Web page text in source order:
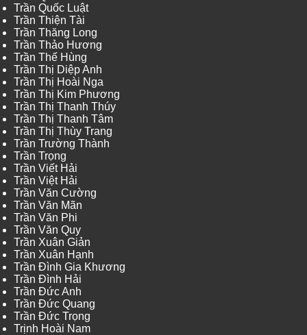
Trần Quốc Luật
Trần Thiện Tài
Trần Thăng Long
Trần Thảo Hương
Trần Thế Hùng
Trần Thị Diệp Anh
Trần Thị Hoài Nga
Trần Thị Kim Phương
Trần Thị Thanh Thúy
Trần Thị Thanh Tâm
Trần Thị Thùy Trang
Trần Trường Thành
Trần Trọng
Trần Viết Hải
Trần Việt Hải
Trần Văn Cường
Trần Văn Mãn
Trần Văn Phi
Trần Văn Quy
Trần Xuân Giản
Trần Xuân Hạnh
Trần Đình Gia Khương
Trần Đình Hải
Trần Đức Anh
Trần Đức Quang
Trần Đức Trọng
Trịnh Hoài Nam